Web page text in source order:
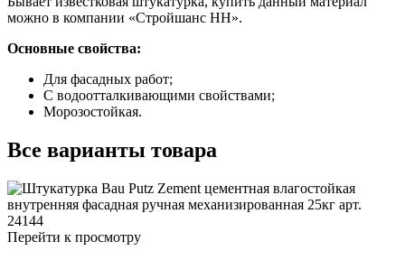
можно в компании «Стройшанс НН».
Основные свойства:
Для фасадных работ;
С водоотталкивающими свойствами;
Морозостойкая.
Все варианты товара
Перейти к просмотру